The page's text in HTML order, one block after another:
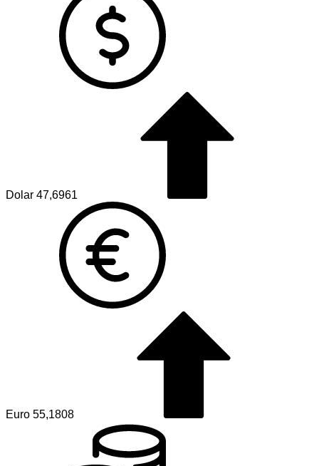
Dolar 47,6961
Euro 55,1808